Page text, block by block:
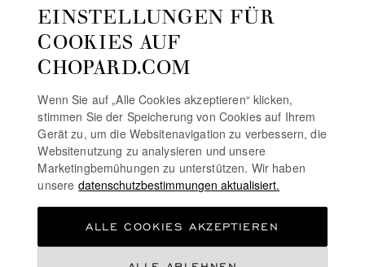
AUF DEM LAUFENDEN BLEIBEN
NEWSLETTER ABONNIEREN
COOKIE-RICHTLINIE
EINSTELLUNGEN FÜR
COOKIES AUF
CHOPARD.COM
Wenn Sie auf „Alle Cookies akzeptieren“ klicken,
stimmen Sie der Speicherung von Cookies auf Ihrem
Gerät zu, um die Websitenavigation zu verbessern, die
Websitenutzung zu analysieren und unsere
Marketingbemühungen zu unterstützen. Wir haben
unsere datenschutzbestimmungen aktualisiert.
ALLE COOKIES AKZEPTIEREN